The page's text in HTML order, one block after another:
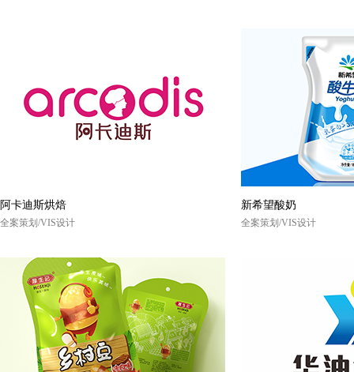
阿卡迪斯烘焙
全案策划/VIS设计
新希望酸奶
全案策划/VIS设计